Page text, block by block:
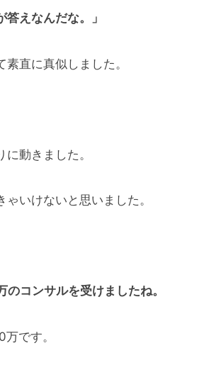
答えなんだな。」
素直に真似しました。
動きました。
ゃいけないと思いました。
コンサルを受けましたね。
です。